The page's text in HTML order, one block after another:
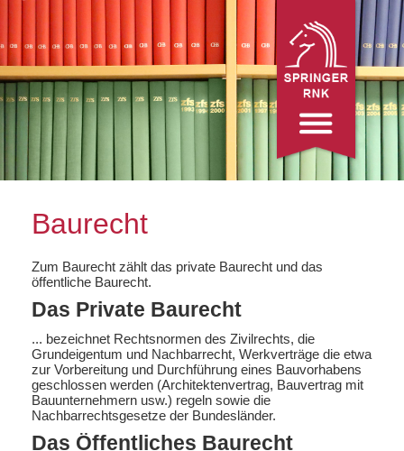
Baurecht
Zum Baurecht zählt das private Baurecht und das
öffentliche Baurecht.
Das Private Baurecht
... bezeichnet Rechtsnormen des Zivilrechts, die
Grundeigentum und Nachbarrecht, Werkverträge die etwa
zur Vorbereitung und Durchführung eines Bauvorhabens
geschlossen werden (Architektenvertrag, Bauvertrag mit
Bauunternehmern usw.) regeln sowie die
Nachbarrechtsgesetze der Bundesländer.
Das Öffentliches Baurecht